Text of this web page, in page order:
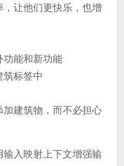
让他们更快乐，也增
功能和新功能
标签中
建筑物，而不必担心
入映射上下文增强输